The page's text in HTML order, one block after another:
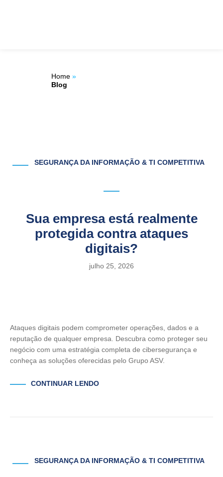
Home »
Blog
SEGURANÇA DA INFORMAÇÃO & TI COMPETITIVA
Sua empresa está realmente
protegida contra ataques
digitais?
julho 25, 2026
Ataques digitais podem comprometer operações, dados e a
reputação de qualquer empresa. Descubra como proteger seu
negócio com uma estratégia completa de cibersegurança e
conheça as soluções oferecidas pelo Grupo ASV.
CONTINUAR LENDO
SEGURANÇA DA INFORMAÇÃO & TI COMPETITIVA